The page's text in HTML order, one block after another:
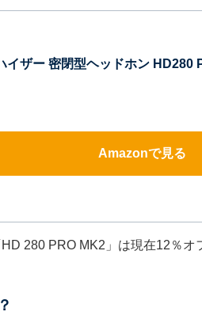
イザー 密閉型ヘッドホン HD280
Amazonで見る
280 PRO MK2」は現在12％オ